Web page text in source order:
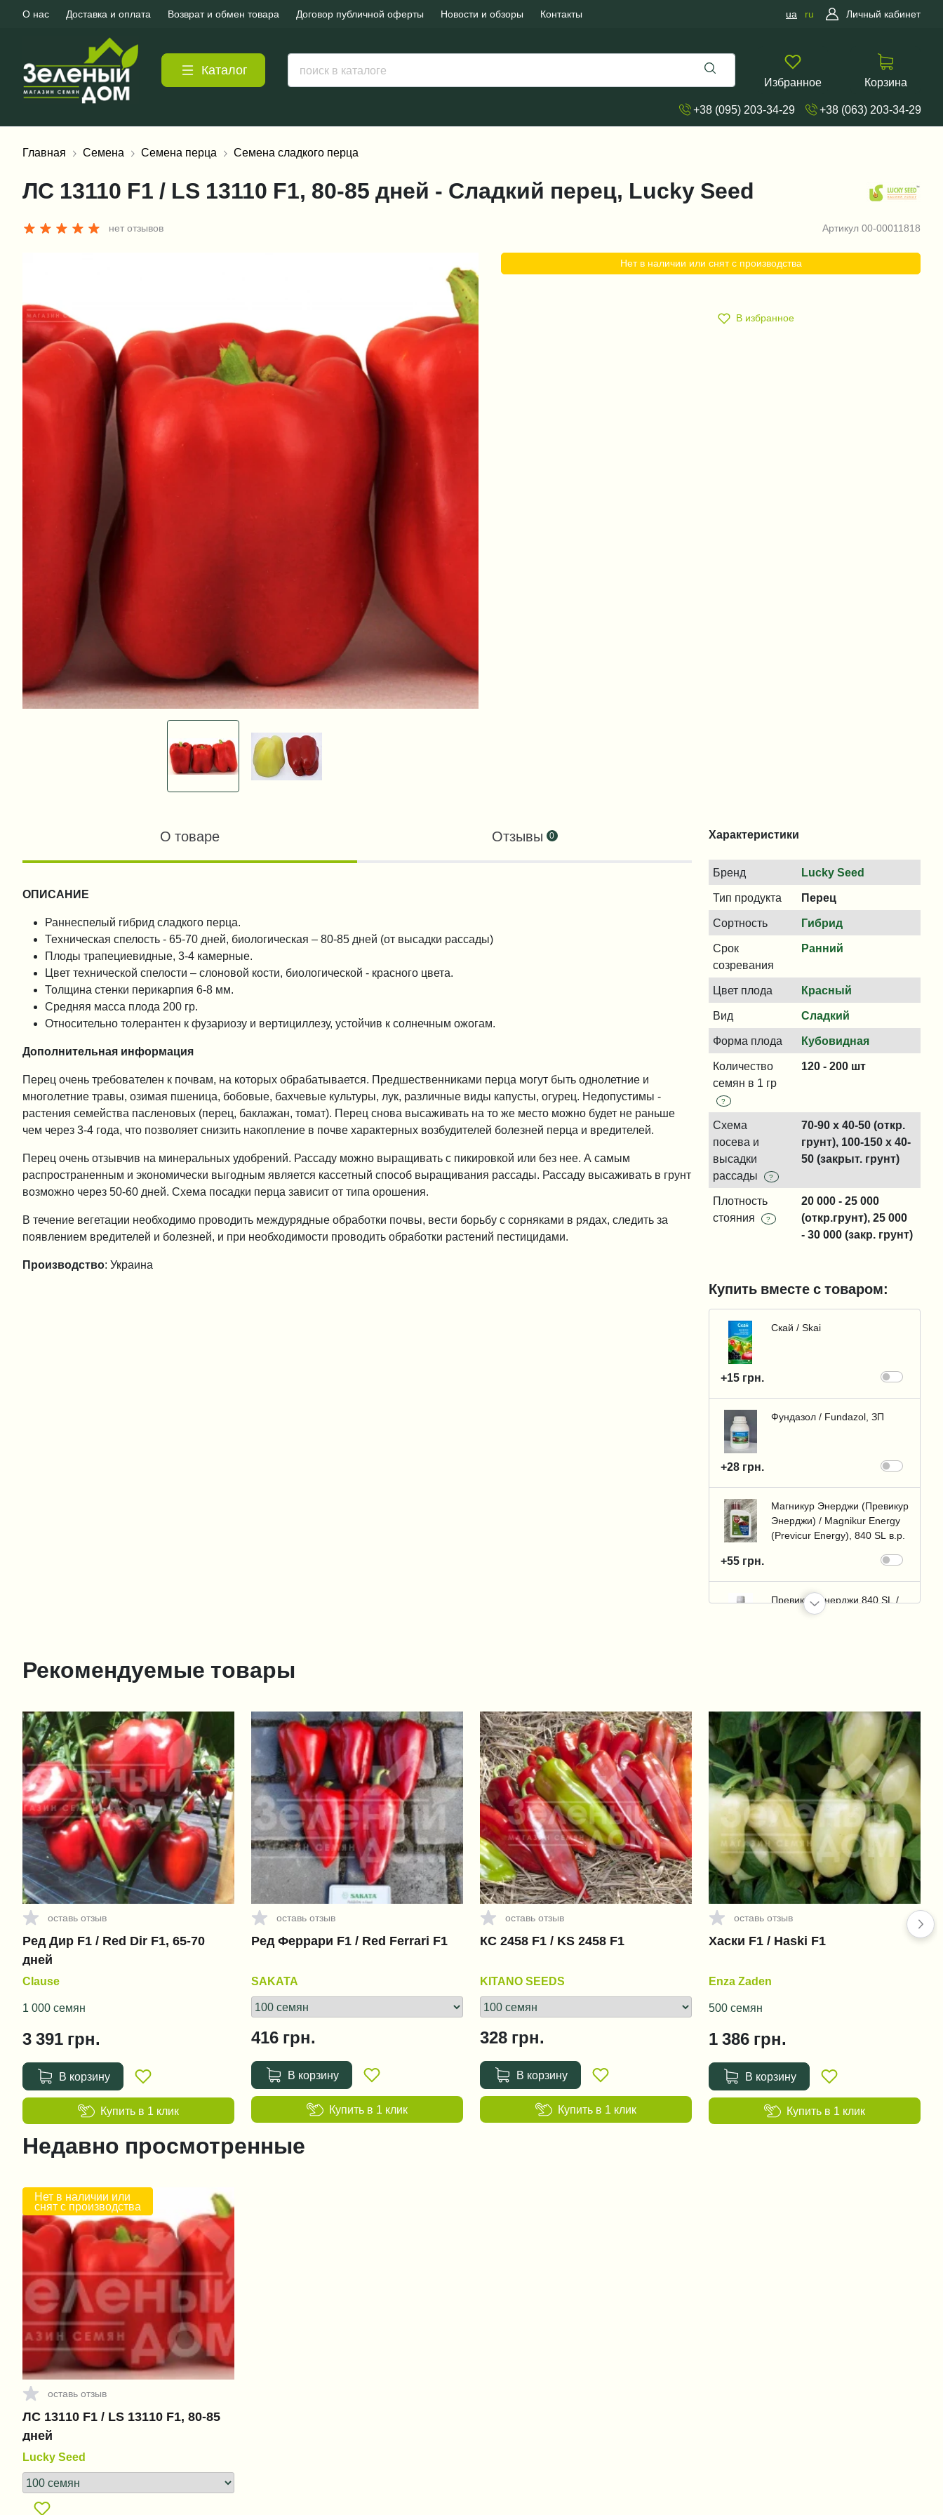
О нас Доставка и оплата Возврат и обмен товара Договор публичной оферты Новости и обзоры Контакты ua ru Личный кабинет
Каталог
Избранное Корзина
+38 (095) 203-34-29 +38 (063) 203-34-29
Главная Семена Семена перца Семена сладкого перца
Артикул 00-00011818
ЛС 13110 F1 / LS 13110 F1, 80-85 дней - Сладкий перец, Lucky Seed
нет отзывов
Нет в наличии или снят с производства
В избранное
Характеристики
Бренд Lucky Seed
Тип продукта Перец
Сортность Гибрид
Срок
созревания
Ранний
Цвет плода Красный
Вид Сладкий
Форма плода Кубовидная
Количество
семян в 1 гр
?
120 - 200 шт
Схема
посева и
высадки
рассады
?
70-90 x 40-50 (откр.
грунт), 100-150 x 40-
50 (закрыт. грунт)
Плотность
стояния
?
20 000 - 25 000
(откр.грунт), 25 000
- 30 000 (закр. грунт)
Купить вместе с товаром:
Скай / Skai
+15 грн.
Фундазол / Fundazol, ЗП
+28 грн.
Магникур Энерджи (Превикур
Энерджи) / Magnikur Energy
(Previcur Energy), 840 SL в.р.
+55 грн.
Превикур Энерджи 840 SL /
Previcur Energy 840 SL
О товаре Отзывы 0
ОПИСАНИЕ
Раннеспелый гибрид сладкого перца.
Техническая спелость - 65-70 дней, биологическая – 80-85 дней (от высадки рассады)
Плоды трапециевидные, 3-4 камерные.
Цвет технической спелости – слоновой кости, биологической - красного цвета.
Толщина стенки перикарпия 6-8 мм.
Средняя масса плода 200 гр.
Относительно толерантен к фузариозу и вертициллезу, устойчив к солнечным ожогам.
Дополнительная информация
Перец очень требователен к почвам, на которых обрабатывается. Предшественниками перца могут быть однолетние и
многолетние травы, озимая пшеница, бобовые, бахчевые культуры, лук, различные виды капусты, огурец. Недопустимы -
растения семейства пасленовых (перец, баклажан, томат). Перец снова высаживать на то же место можно будет не раньше
чем через 3-4 года, что позволяет снизить накопление в почве характерных возбудителей болезней перца и вредителей.
Перец очень отзывчив на минеральных удобрений. Рассаду можно выращивать с пикировкой или без нее. А самым
распространенным и экономически выгодным является кассетный способ выращивания рассады. Рассаду высаживать в грунт
возможно через 50-60 дней. Схема посадки перца зависит от типа орошения.
В течение вегетации необходимо проводить междурядные обработки почвы, вести борьбу с сорняками в рядах, следить за
появлением вредителей и болезней, и при необходимости проводить обработки растений пестицидами.
Производство: Украина
Рекомендуемые товары
оставь отзыв
Ред Дир F1 / Red Dir F1, 65-70
дней
Clause
1 000 семян
3 391 грн.
В корзину
Купить в 1 клик
оставь отзыв
Ред Феррари F1 / Red Ferrari F1
SAKATA
416 грн.
В корзину
Купить в 1 клик
оставь отзыв
КС 2458 F1 / KS 2458 F1
KITANO SEEDS
328 грн.
В корзину
Купить в 1 клик
оставь отзыв
Хаски F1 / Haski F1
Enza Zaden
500 семян
1 386 грн.
В корзину
Купить в 1 клик
Недавно просмотренные
Нет в наличии или
снят с производства
оставь отзыв
ЛС 13110 F1 / LS 13110 F1, 80-85
дней
Lucky Seed